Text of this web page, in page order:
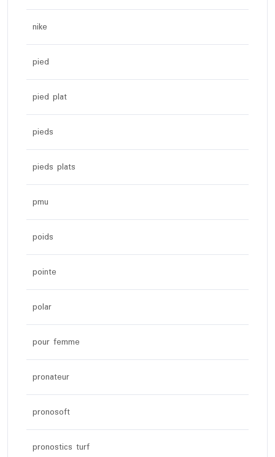
nike
pied
pied plat
pieds
pieds plats
pmu
poids
pointe
polar
pour femme
pronateur
pronosoft
pronostics turf